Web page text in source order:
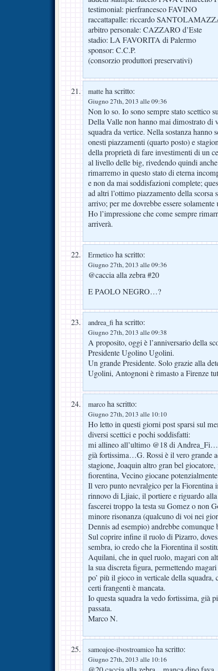
testimonial: pierfrancesco FAVINO
raccattapalle: riccardo
arbitro personale: CAZZARO d’Este
stadio: LA FAVORITA di Palermo
sponsor: C.C.P.
(consorzio produttori preservativi)
matte ha scritto:
Giugno 27th, 2013 alle 09:36
Non lo so. Io sono sempre stato scettico
Della Valle non hanno mai dimostrato di
squadra da vertice. Nella sostanza hanno
onesti piazzamenti (quarto posto) e
della proprietà di fare investimenti di un
al livello delle big, rivedendo quindi
rimarremo in questo stato di eterna
e non da mai soddisfazioni complete;
ad altri l’ottimo piazzamento della scorsa
arrivo; per me dovrebbe essere
Ho l’impressione che come sempre
arriverà.
Ermetico ha scritto:
Giugno 27th, 2013 alle 09:36
@caccia alla zebra #20
E PAOLO NEGRO…?
andrea_fi ha scritto:
Giugno 27th, 2013 alle 09:38
A proposito, oggi è l’anniversario della
Presidente Ugolino Ugolini.
Un grande Presidente. Solo grazie alla
Ugolini, Antognoni è rimasto a Firenze
marco ha scritto:
Giugno 27th, 2013 alle 10:10
Ho letto in questi giorni post sparsi sul
diversi scettici e pochi soddisfatti:
mi allineo all’ultimo @18 di
già fortissima…G. Rossi è il vero grande
stagione, Joaquin altro gran bel
fiorentina, Vecino giocane
Il vero punto nevralgico per la Fiorentina
rinnovo di Ljiaic, il portiere e riguardo
fascerei troppo la testa su Gomez o non
minore risonanza (qualcuno di voi nei
Dennis ad esempio) andrebbe comunque
Sul coprire infine il ruolo di Pizarro,
sembra, io credo che la Fiorentina il
Aquilani, che in quel ruolo, magari con
la sua discreta figura, permettendo
po’ più il gioco in verticale della squadra,
certi frangenti è mancata.
Io questa squadra la vedo fortissima, già
passata.
Marco N.
samoajoe-ilvostroamico ha scritto:
Giugno 27th, 2013 alle 10:16